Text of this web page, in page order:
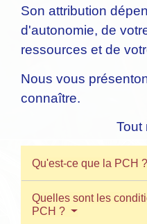
Son attribution
d'autonomie, de
ressources et de
Nous vous
connaître.
Tout
Qu'est-ce que la PCH ?
Quelles sont les
PCH ?